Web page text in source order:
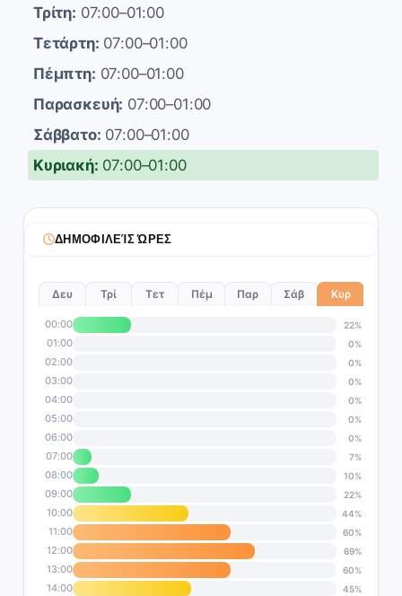
Τρίτη: 07:00–01:00
Τετάρτη: 07:00–01:00
Πέμπτη: 07:00–01:00
Παρασκευή: 07:00–01:00
Σάββατο: 07:00–01:00
Κυριακή: 07:00–01:00
ΔΗΜΟΦΙΛΕΊΣ ΏΡΕΣ
Δευ Τρί Τετ Πέμ Παρ Σάβ Κυρ
00:00 22%
01:00 0%
02:00 0%
03:00 0%
04:00 0%
05:00 0%
06:00 0%
07:00 7%
08:00 10%
09:00 22%
10:00 44%
11:00 60%
12:00 69%
13:00 60%
14:00 45%